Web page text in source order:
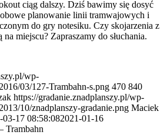
ciąg dalszy. Dziś bawimy się dosyć
planowanie linii tramwajowych i
do gry notesiku. Czy skojarzenia z
miejscu? Zapraszamy do słuchania.
wp-
03/127-Trambahn-s.png 470 840
https://gradanie.znadplanszy.pl/wp-
10/znadplanszy-gradanie.png Maciek
03-17 08:58:082021-01-16
Trambahn